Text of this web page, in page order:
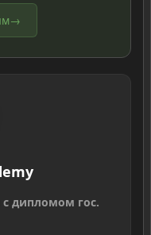
→
дипломом гос.